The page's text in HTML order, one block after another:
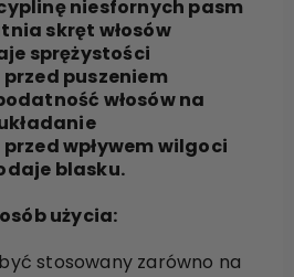
niesfornych pasm
skręt włosów
sprężystości
puszeniem
włosów na
wpływem wilgoci
blasku.
użycia:
stosowany zarówno na